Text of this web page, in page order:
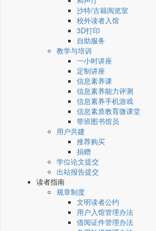
沙特/古籍阅览室
校外读者入馆
3D打印
自助服务
教学与培训
一小时讲座
定制讲座
信息素养课
信息素养能力评测
信息素养手机游戏
信息素质教育微课堂
带班图书馆员
用户共建
推荐购买
捐赠
学位论文提交
出站报告提交
读者指南
规章制度
文明读者公约
用户入馆管理办法
借阅证件管理办法